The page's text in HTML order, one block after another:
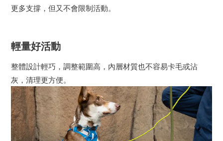
更多支撐，但又不會限制活動。
輕量好活動
整體設計輕巧，調整範圍高，內層材質也不容易卡毛或沾
灰，清理更方便。